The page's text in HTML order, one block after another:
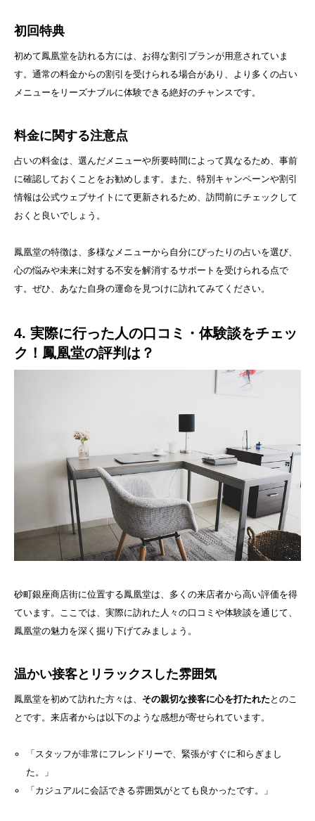
初回特典
初めて鳳凰堂を訪れる方には、お得な割引プランが用意されていま
す。通常の料金からの割引を受けられる場合があり、より多くの占い
メニューをリーズナブルに体験できる絶好のチャンスです。
料金に関する注意点
占いの料金は、選んだメニューや所要時間によって異なるため、事前
に確認しておくことをお勧めします。また、特別キャンペーンや割引
情報は公式ウェブサイトにて更新されるため、訪問前にチェックして
おくと良いでしょう。
鳳凰堂の特徴は、多様なメニューから自分にぴったりの占いを選び、
心の悩みや未来に対する不安を解消するサポートを受けられる点で
す。ぜひ、あなた自身の運命を見つけに訪れてみてください。
4. 実際に行った人の口コミ・体験談をチェッ
ク！鳳凰堂の評判は？
砂町銀座商店街に位置する鳳凰堂は、多くの来店者から高い評価を得
ています。ここでは、実際に訪れた人々の口コミや体験談を通じて、
鳳凰堂の魅力を深く掘り下げてみましょう。
温かい接客とリラックスした雰囲気
鳳凰堂を初めて訪れた方々は、 その親切な接客に心を打たれた とのこ
とです。来店者からは以下のような感想が寄せられています。
「スタッフが非常にフレンドリーで、緊張がすぐに和らぎまし
た。」
「カジュアルに会話できる雰囲気がとても良かったです。」